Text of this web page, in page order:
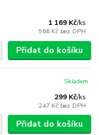
1 169 Kč/ks
966 Kč bez DPH
Přidat do košíku
299 Kč/ks
247 Kč bez DPH
Skladem
Přidat do košíku